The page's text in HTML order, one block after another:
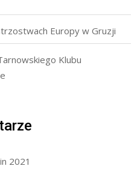
Europy w Gruzji
Klubu
2021